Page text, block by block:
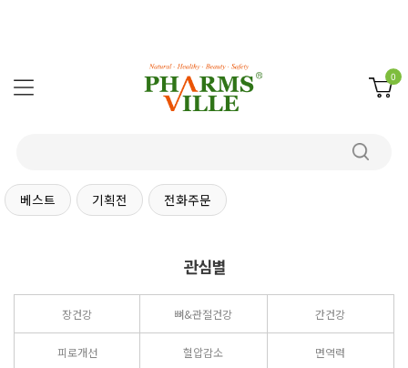
0
베스트 기획전 전화주문
관심별
장건강 뼈&관절건강 간건강
피로개선 혈압감소 면역력